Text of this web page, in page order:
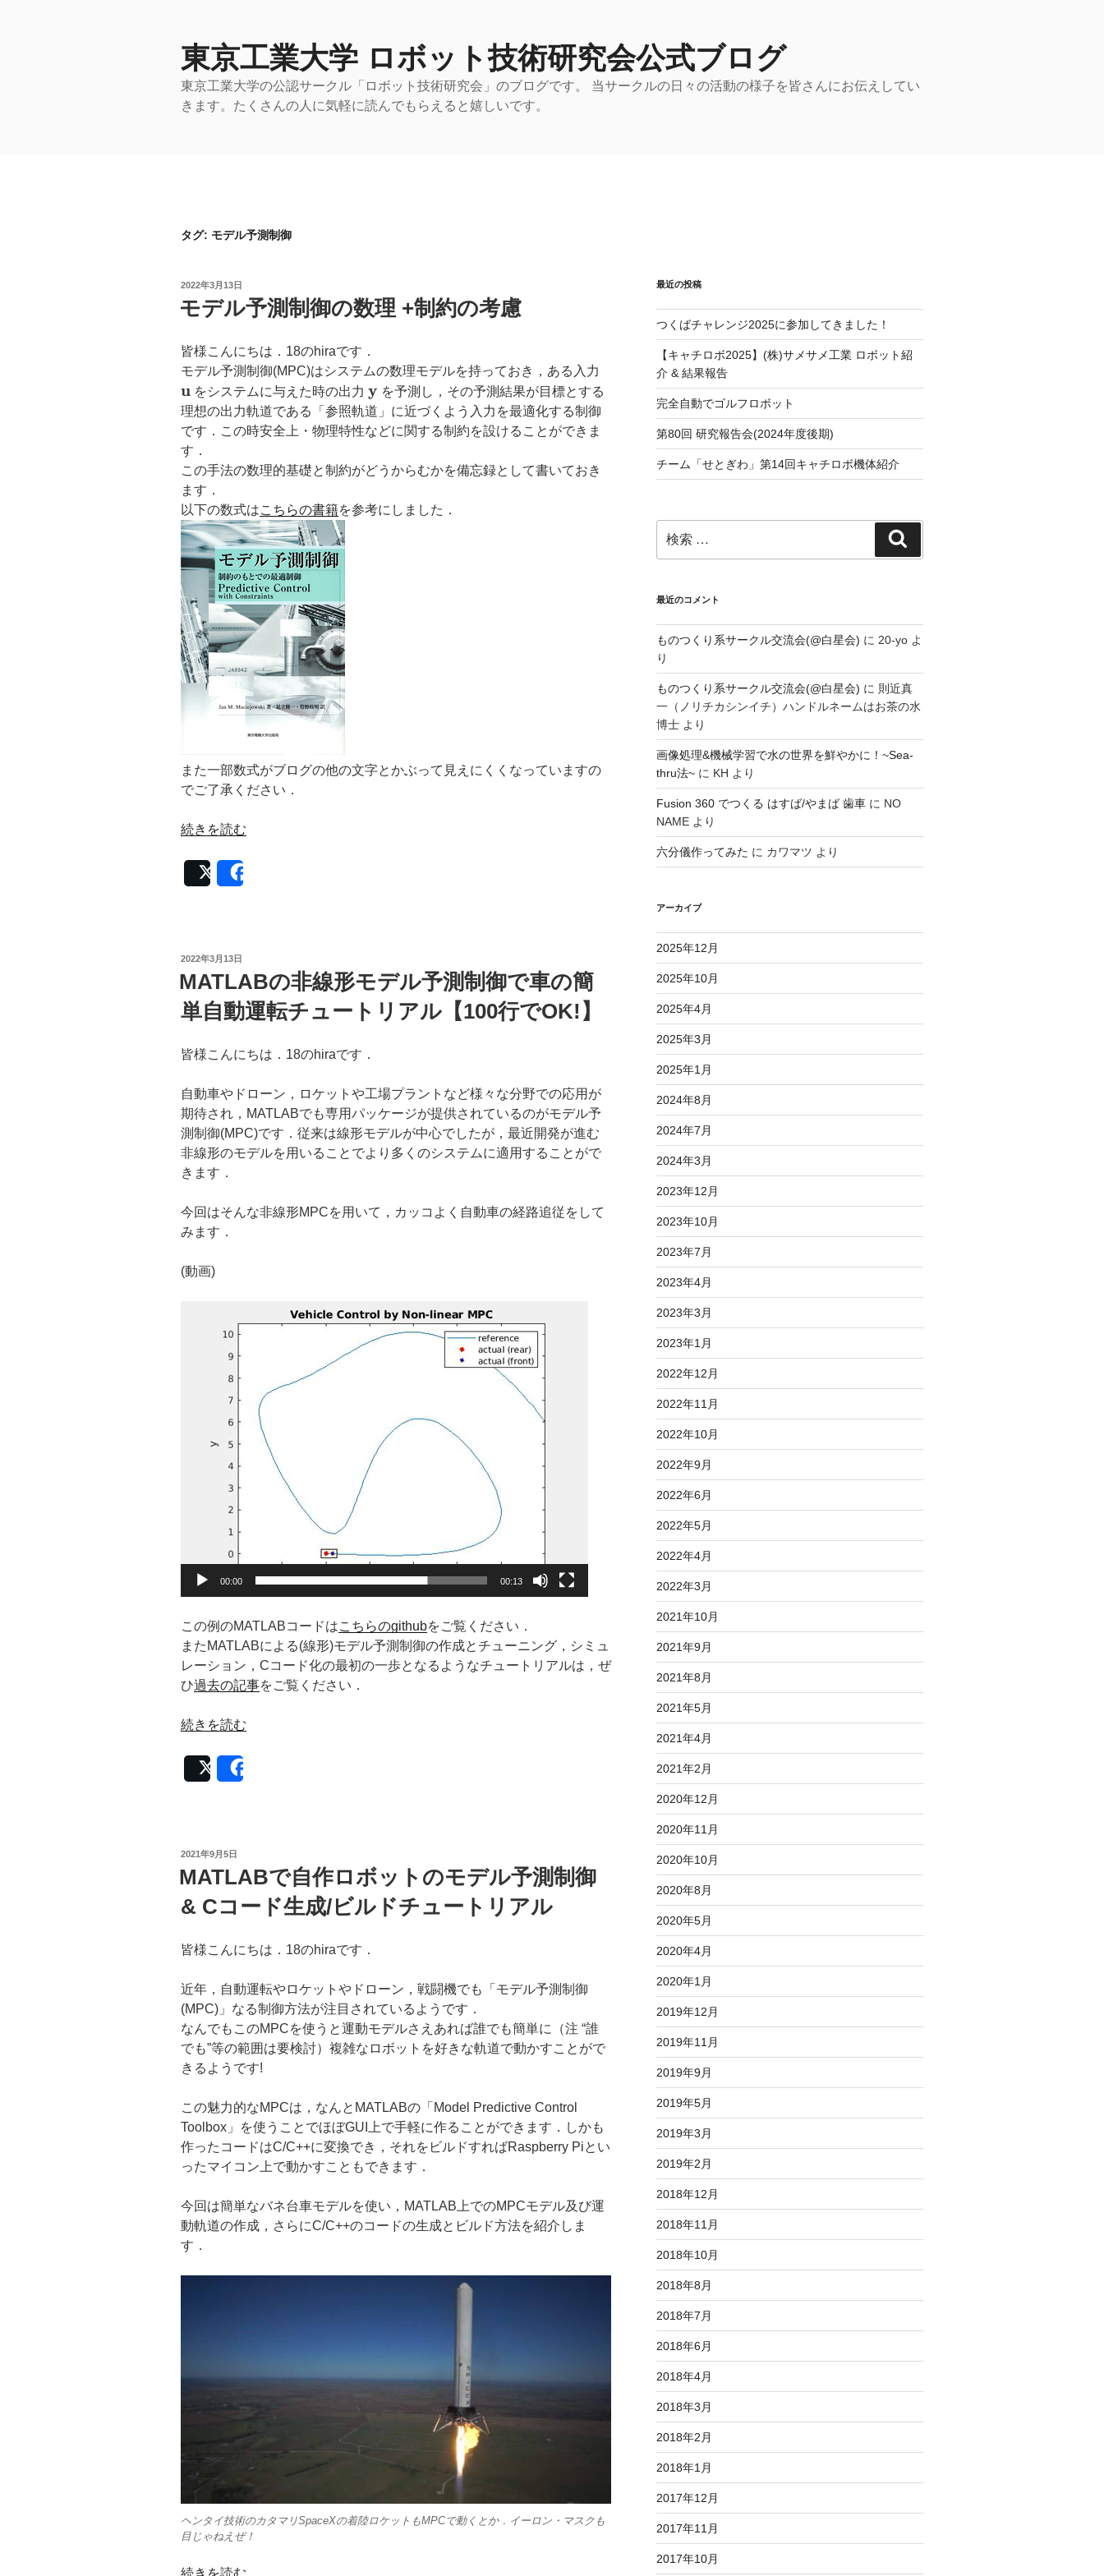
東京工業大学 ロボット技術研究会公式ブログ
東京工業大学の公認サークル「ロボット技術研究会」のブログです。 当サークルの日々の活動の様子を皆さんにお伝えしてい
きます。たくさんの人に気軽に読んでもらえると嬉しいです。
タグ: モデル予測制御
投
日:
2022年3月13日
モデル予測制御の数理 +制約の考慮
皆様こんにちは．18のhiraです．
モデル予測制御(MPC)はシステムの数理モデルを持っておき，ある入力
\bf{u}
u をシステムに与えた時の出力 \bf{y}
y を予測し，その予測結果が目標とする
理想の出力軌道である「参照軌道」に近づくよう入力を最適化する制御
です．この時安全上・物理特性などに関する制約を設けることができま
す．
この手法の数理的基礎と制約がどうからむかを備忘録として書いておき
ます．
以下の数式はこちらの書籍を参考にしました．
また一部数式がブログの他の文字とかぶって見えにくくなっていますの
でご了承ください．
“モ
ル
予
の
数
理
+制
約
の
考
慮”
の
続きを読む
Post
投
日:
2022年3月13日
MATLABの非線形モデル予測制御で車の簡
単自動運転チュートリアル【100行でOK!】
皆様こんにちは．18のhiraです．
自動車やドローン，ロケットや工場プラントなど様々な分野での応用が
期待され，MATLABでも専用パッケージが提供されているのがモデル予
測制御(MPC)です．従来は線形モデルが中心でしたが，最近開発が進む
非線形のモデルを用いることでより多くのシステムに適用することがで
きます．
今回はそんな非線形MPCを用いて，カッコよく自動車の経路追従をして
みます．
(動画)
00:00 00:13
この例のMATLABコードはこちらのgithubをご覧ください．
またMATLABによる(線形)モデル予測制御の作成とチューニング，シミュ
レーション，Cコード化の最初の一歩となるようなチュートリアルは，ぜ
ひ過去の記事をご覧ください．
“MATLAB
非
線
ル
予
測
御
で
車
の
簡
単
自
動
転
チ
ュ
ー
ト
リ
ア
ル
【100
続きを読む
Post
投
日:
2021年9月5日
MATLABで自作ロボットのモデル予測制御
& Cコード生成/ビルドチュートリアル
皆様こんにちは．18のhiraです．
近年，自動運転やロケットやドローン，戦闘機でも「モデル予測制御
(MPC)」なる制御方法が注目されているようです．
なんでもこのMPCを使うと運動モデルさえあれば誰でも簡単に（注 “誰
でも”等の範囲は要検討）複雑なロボットを好きな軌道で動かすことがで
きるようです!
この魅力的なMPCは，なんとMATLABの「Model Predictive Control
Toolbox」を使うことでほぼGUI上で手軽に作ることができます．しかも
作ったコードはC/C++に変換でき，それをビルドすればRaspberry Piとい
ったマイコン上で動かすこともできます．
今回は簡単なバネ台車モデルを使い，MATLAB上でのMPCモデル及び運
動軌道の作成，さらにC/C++のコードの生成とビルド方法を紹介しま
す．
ヘンタイ技術のカタマリSpaceXの着陸ロケットもMPCで動くとか．イーロン・マスクも
目じゃねえぜ！
“MATLAB
続きを読む
最近の投稿
つくばチャレンジ2025に参加してきました！
【キャチロボ2025】(株)サメサメ工業 ロボット紹
介 & 結果報告
完全自動でゴルフロボット
第80回 研究報告会(2024年度後期)
チーム「せとぎわ」第14回キャチロボ機体紹介
索:
索
最近のコメント
ものつくり系サークル交流会(@白星会) に 20-yoよ
り
ものつくり系サークル交流会(@白星会) に 則近真
一（ノリチカシンイチ）ハンドルネームはお茶の水
博士より
画像処理&機械学習で水の世界を鮮やかに！~Sea-
thru法~に KH より
Fusion 360 でつくる はすば/やまば 歯車に NO
NAMEより
六分儀作ってみた に カワマツ より
アーカイブ
2025年12月
2025年10月
2025年4月
2025年3月
2025年1月
2024年8月
2024年7月
2024年3月
2023年12月
2023年10月
2023年7月
2023年4月
2023年3月
2023年1月
2022年12月
2022年11月
2022年10月
2022年9月
2022年6月
2022年5月
2022年4月
2022年3月
2021年10月
2021年9月
2021年8月
2021年5月
2021年4月
2021年2月
2020年12月
2020年11月
2020年10月
2020年8月
2020年5月
2020年4月
2020年1月
2019年12月
2019年11月
2019年9月
2019年5月
2019年3月
2019年2月
2018年12月
2018年11月
2018年10月
2018年8月
2018年7月
2018年6月
2018年4月
2018年3月
2018年2月
2018年1月
2017年12月
2017年11月
2017年10月